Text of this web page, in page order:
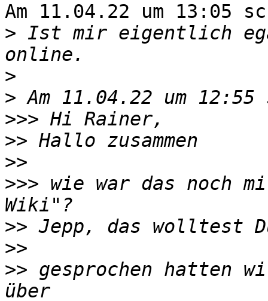
Am 11.04.22 um 13:05
> Ist mir eigentlich
>
> Am 11.04.22 um
>>>
>>
>>
>>> wie war das noch
>>
>>
>> gesprochen hatten